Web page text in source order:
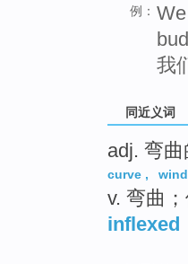
例：
我
同近义词
adj. 弯曲
curve ,
v. 弯曲
inflexed